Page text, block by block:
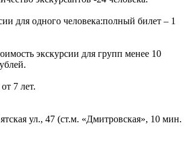
для одного человека:полный билет – 1
экскурсии для групп менее 10
7 лет.
ул., 47 (ст.м. «Дмитровская», 10 мин.